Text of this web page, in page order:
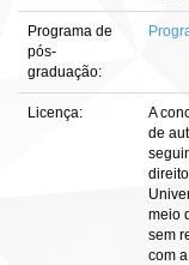
Programa de
pós-
graduação:
Licença:
A
de
meio
sem
com